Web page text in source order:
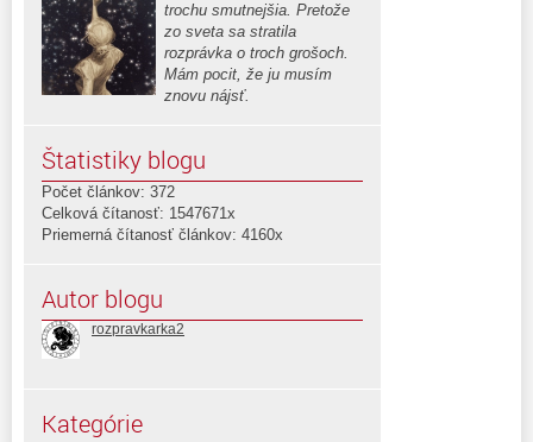
trochu smutnejšia. Pretože
zo sveta sa stratila
rozprávka o troch grošoch.
Mám pocit, že ju musím
znovu nájsť.
Štatistiky blogu
Počet článkov: 372
Celková čítanosť: 1547671x
Priemerná čítanosť článkov: 4160x
Autor blogu
rozpravkarka2
Kategórie